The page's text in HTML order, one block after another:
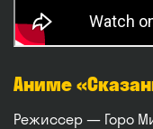
Аниме
Режиссер — Горо